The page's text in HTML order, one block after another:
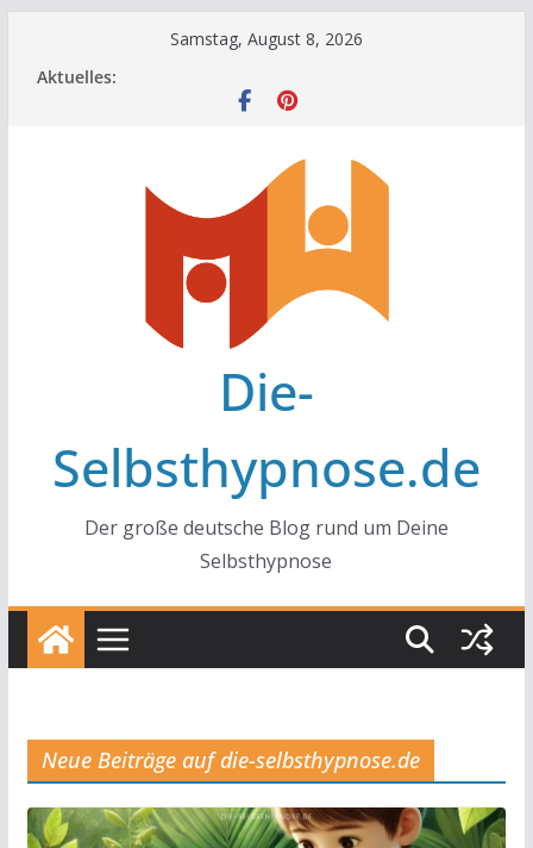
Samstag, August 8, 2026
Aktuelles:
Die-
Selbsthypnose.de
Der große deutsche Blog rund um Deine
Selbsthypnose
Neue Beiträge auf die-selbsthypnose.de